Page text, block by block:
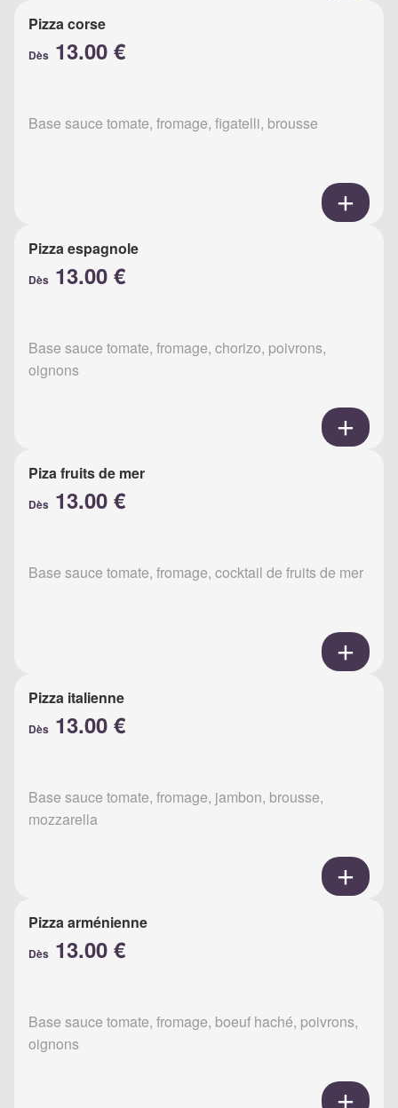
Pizza corse
Dès 13.00 €
Base sauce tomate, fromage, figatelli, brousse
Pizza espagnole
Dès 13.00 €
Base sauce tomate, fromage, chorizo, poivrons,
oignons
Piza fruits de mer
Dès 13.00 €
Base sauce tomate, fromage, cocktail de fruits de mer
Pizza italienne
Dès 13.00 €
Base sauce tomate, fromage, jambon, brousse,
mozzarella
Pizza arménienne
Dès 13.00 €
Base sauce tomate, fromage, boeuf haché, poivrons,
oignons